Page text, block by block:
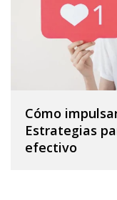
Cómo
Estrategias
efectivo